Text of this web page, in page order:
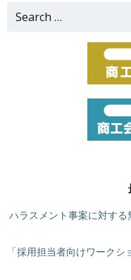
Search
ハラスメント事案に対す
「採用担当者向けワーク